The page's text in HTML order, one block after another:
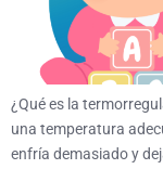
¿Qué es la
una temperatura
enfría demasiado y